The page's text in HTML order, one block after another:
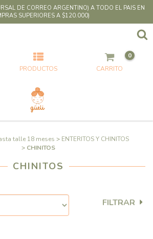
DE CORREO ARGENTINO) A TODO EL PAIS EN
SUPERIORES A $120.000)
PRODUCTOS CARRITO
0
talle 18 meses > ENTERITOS Y CHINITOS
> CHINITOS
CHINITOS
FILTRAR